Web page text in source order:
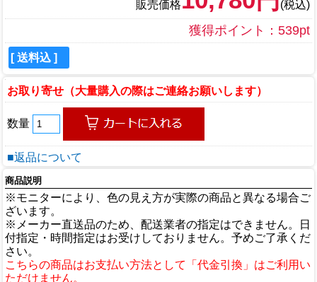
販売価格 (税込)
獲得ポイント：539pt
[ 送料込 ]
お取り寄せ（大量購入の際はご連絡お願いします）
数量
■返品について
商品説明
※モニターにより、色の見え方が実際の商品と異なる場合ご
ざいます。
※メーカー直送品のため、配送業者の指定はできません。日
付指定・時間指定はお受けしておりません。予めご了承くだ
さい。
こちらの商品はお支払い方法として「代金引換」はご利用い
ただけません。